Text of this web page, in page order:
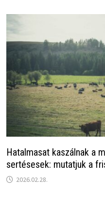
Hatalmasat kaszálnak a
sertésesek: mutatjuk a
2026.02.28.